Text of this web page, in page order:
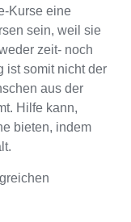
Kurse eine
sein, weil sie
zeit- noch
ist somit nicht der
aus der
Hilfe kann,
bieten, indem